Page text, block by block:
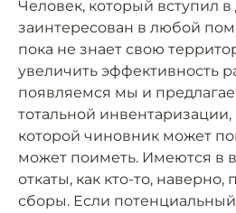
Человек, который вступил
заинтересован в любой
пока не знает свою
увеличить эффективность
появляемся мы и
тотальной инвентаризации,
которой чиновник может
может поиметь. Имеются в
откаты, как кто-то, наверно,
сборы. Если потенциальный